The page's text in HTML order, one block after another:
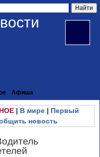
Афиша
| В мире| Первый
новость